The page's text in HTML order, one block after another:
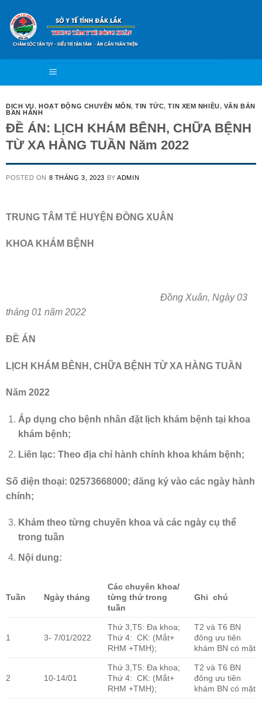
content
DỊCH VỤ,HOẠT ĐỘNG CHUYÊN MÔN,TIN TỨC,TIN XEM NHIỀU, VĂN BẢN
BAN HÀNH
ĐỀ ÁN: LỊCH KHÁM BÊNH, CHỮA BỆNH
TỪ XA HÀNG TUẦN Năm 2022
POSTED ON 8 THÁNG 3, 2023 BYADMIN
TRUNG TÂM TẾ HUYỆN ĐỒNG XUÂN
KHOA KHÁM BỆNH
Đồng Xuân, Ngày 03
tháng 01 năm 2022
ĐỀ ÁN
LỊCH KHÁM BÊNH, CHỮA BỆNH TỪ XA HÀNG TUẦN
Năm 2022
Áp dụng cho bệnh nhân đặt lịch khám bệnh tại khoa
khám bệnh;
Liên lạc: Theo địa chỉ hành chính khoa khám bệnh;
Số điện thoại: 02573668000; đăng ký vào các ngày hành
chính;
Khám theo từng chuyên khoa và các ngày cụ thể
trong tuần
Nội dung:
Tuần Ngày tháng
Các chuyên khoa/
từng thứ trong
tuần
Ghi chú
1 3- 7/01/2022
Thứ 3,T5: Đa khoa;
Thứ 4: CK: (Mắt+
RHM +TMH);
T2 và T6 BN
đông ưu tiên
khám BN có mặt
2 10-14/01
Thứ 3,T5: Đa khoa;
Thứ 4: CK: (Mắt+
RHM +TMH);
T2 và T6 BN
đông ưu tiên
khám BN có mặt